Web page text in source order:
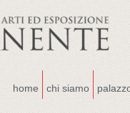
home chi siamo